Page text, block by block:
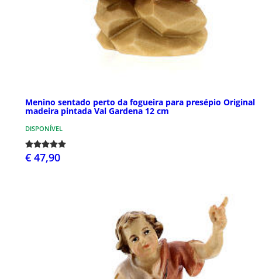
Menino sentado perto da fogueira para presépio Original
madeira pintada Val Gardena 12 cm
DISPONÍVEL
€ 47,90